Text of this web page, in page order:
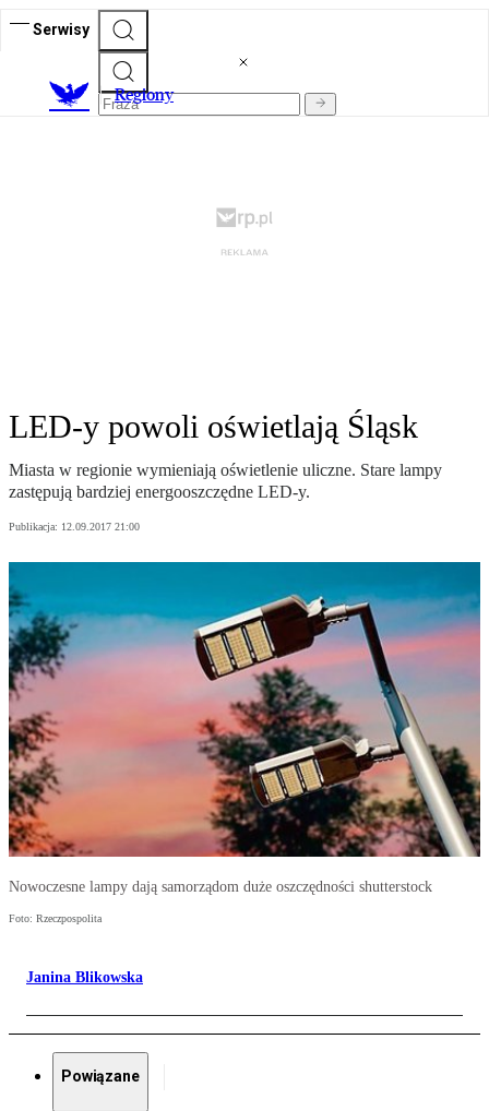
Serwisy
Regiony
LED-y powoli oświetlają Śląsk
Miasta w regionie wymieniają oświetlenie uliczne. Stare lampy
zastępują bardziej energooszczędne LED-y.
Publikacja: 12.09.2017 21:00
Nowoczesne lampy dają samorządom duże oszczędności shutterstock
Foto: Rzeczpospolita
Janina Blikowska
Powiązane